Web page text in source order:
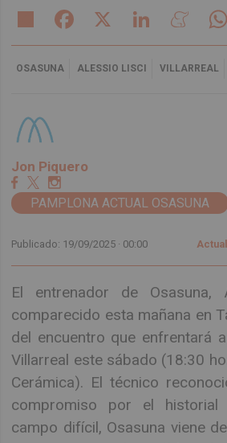
Share Facebook LinkedIn
OSASUNA ALESSIO LISCI VILLARREAL
Jon Piquero
PAMPLONA ACTUAL OSASUNA
Publicado: 19/09/2025 · 00:00
El entrenador de Osasuna,
comparecido esta mañana en
del encuentro que enfrentará
Villarreal este sábado (18:30
Cerámica). El técnico
compromiso por el historial
campo difícil, Osasuna viene